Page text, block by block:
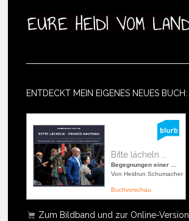
ENTDECKT MEIN EIGENES NEUES BUCH:
Bitte lächeln ...
Begegnungen einer ...
Von Heidrun Schumacher
Buchvorschau
Zum Bildband und zur Online-Version